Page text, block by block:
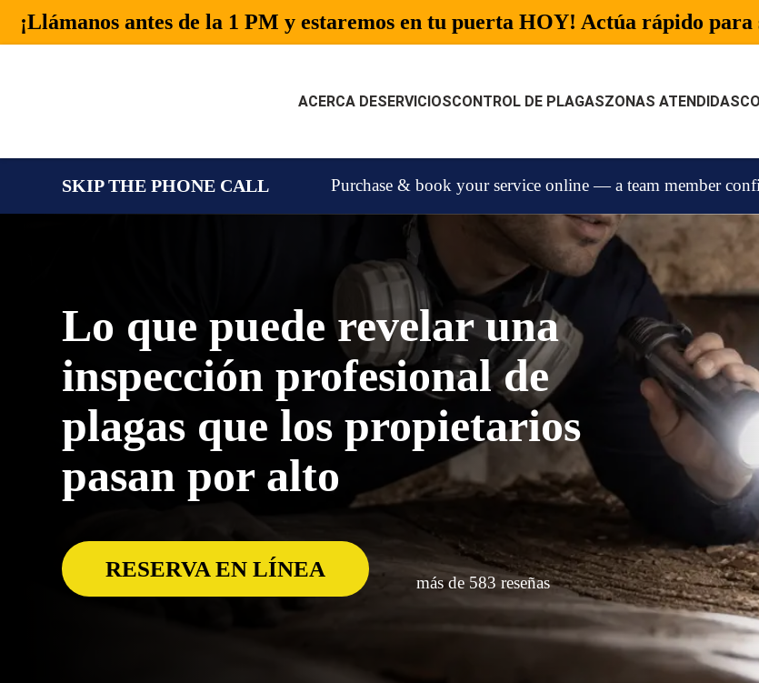
¡Llámanos antes de la 1 PM y estaremos en tu puerta HOY! Actúa rápido
ACERCA DESERVICIOSCONTROL DE PLAGASZONAS ATENDIDAS
CONTROL DE PLAGAS
CONTACTO
SKIP THE PHONE CALL Purchase & book your service online — a team member
Lo que puede revelar una
inspección profesional de
plagas que los propietarios
pasan por alto
RESERVA EN LÍNEA
más de 583 reseñas